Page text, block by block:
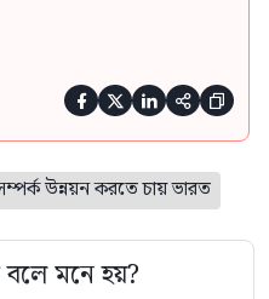
    
উন্নয়ন করতে চায় ভারত
বলে মনে হয়?